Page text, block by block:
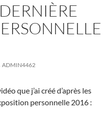
ADMIN4462
que j’ai créé d’après les
personnelle 2016 :